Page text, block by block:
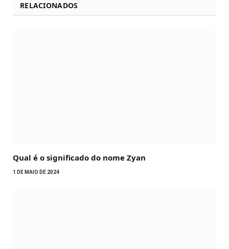
RELACIONADOS
Qual é o significado do nome Zyan
1 DE MAIO DE 2024